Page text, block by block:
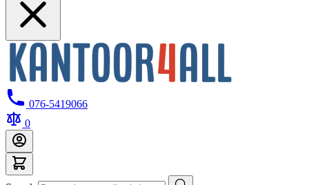
076-5419066
0